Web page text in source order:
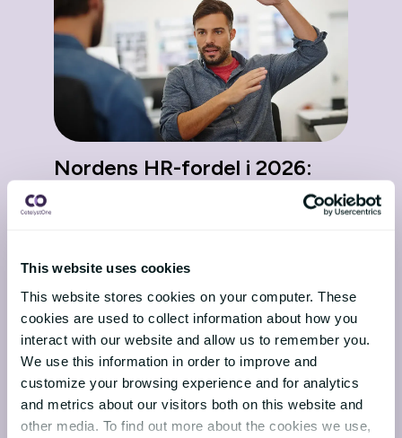
This website uses cookies
This website stores cookies on your computer. These
cookies are used to collect information about how you
interact with our website and allow us to remember you.
We use this information in order to improve and
customize your browsing experience and for analytics
and metrics about our visitors both on this website and
other media. To find out more about the cookies we use,
Nordens HR-fordel i 2026:
Denne artikel er skrevet til HR-ledere,
CHRO’er og HR-beslutningstagere i
nordiske organisationer, der vil styrke
deres organisation i ...